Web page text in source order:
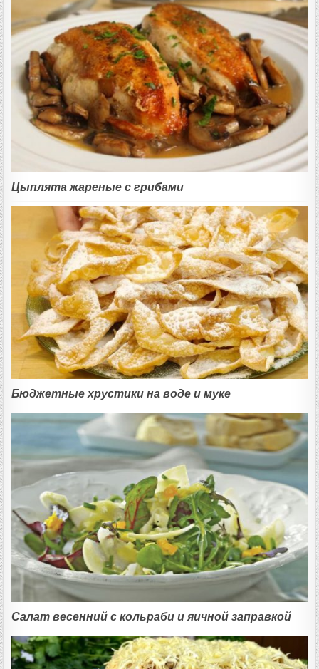
Цыплята жареные с грибами
Бюджетные хрустики на воде и муке
Салат весенний с кольраби и яичной заправкой